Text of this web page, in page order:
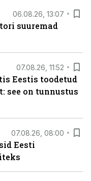
06.08.26, 13:07
suuremad
07.08.26, 11:52
Eestis toodetud
see on tunnustus
07.08.26, 08:00
Eesti